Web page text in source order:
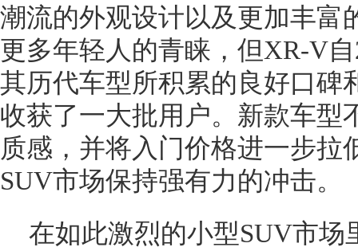
潮流的外观设计以及更加丰富
更多年轻人的青睐，但XR-V
其历代车型所积累的良好口碑
收获了一大批用户。新款车型
质感，并将入门价格进一步拉
SUV市场保持强有力的冲击。
在如此激烈的小型SUV市